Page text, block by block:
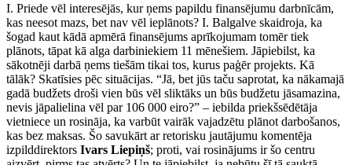
I. Priede vēl interesējās, kur ņems papildu finansējumu darbnīcām,
kas neesot mazs, bet nav vēl ieplānots? I. Balgalve skaidroja, ka
šogad kaut kādā apmērā finansējums aprīkojumam tomēr tiek
plānots, tāpat kā alga darbiniekiem 11 mēnešiem. Jāpiebilst, ka
sākotnēji darbā ņems tiešām tikai tos, kurus paģēr projekts. Kā
tālāk? Skatīsies pēc situācijas. “Jā, bet jūs taču saprotat, ka nākamajā
gadā budžets droši vien būs vēl sliktāks un būs budžetu jāsamazina,
nevis jāpalielina vēl par 106 000 eiro?” – iebilda priekšsēdētāja
vietniece un rosināja, ka varbūt vairāk vajadzētu plānot darbošanos,
kas bez maksas. Šo savukārt ar retorisku jautājumu komentēja
izpilddirektors Ivars Liepiņš; proti, vai rosinājums ir šo centru